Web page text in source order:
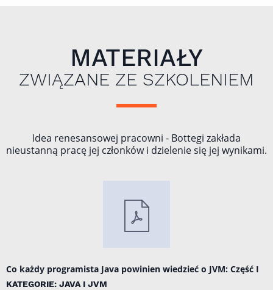
MATERIAŁY
ZWIĄZANE ZE SZKOLENIEM
Idea renesansowej pracowni - Bottegi zakłada
nieustanną pracę jej członków i dzielenie się jej wynikami.
Co każdy programista Java powinien wiedzieć o JVM: Część I
KATEGORIE: JAVA I JVM